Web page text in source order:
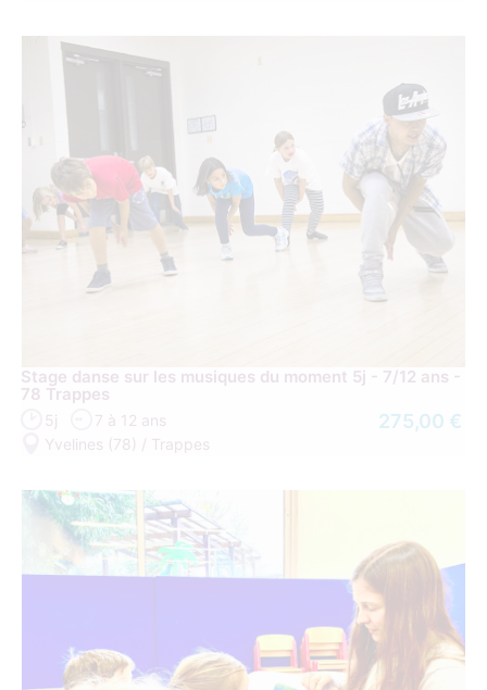
Stage danse sur les musiques du moment 5j - 7/12 ans -
78 Trappes
5j
7 à 12 ans
Yvelines (78) / Trappes
275,00 €